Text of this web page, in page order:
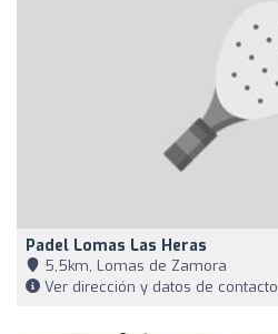
Padel Lomas Las Heras
5,5km, Lomas de Zamora
Ver dirección y datos de contacto